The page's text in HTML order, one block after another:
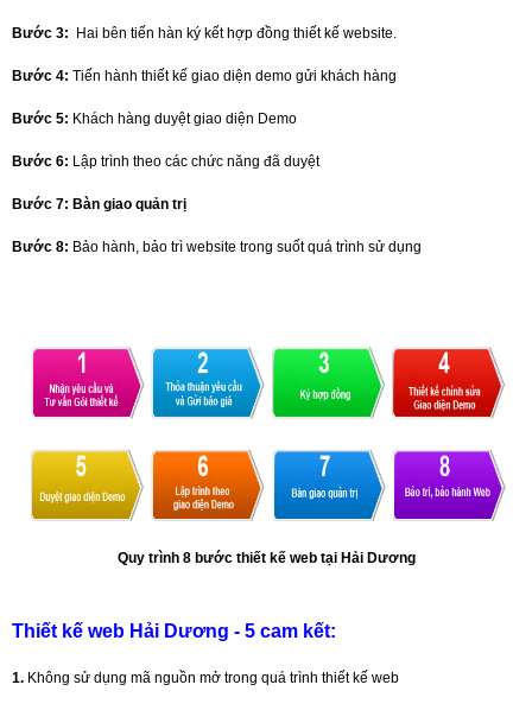
Bước 3: Hai bên tiến hàn ký kết hợp đồng thiết kế website.
Bước 4: Tiến hành thiết kế giao diện demo gửi khách hàng
Bước 5: Khách hàng duyệt giao diện Demo
Bước 6: Lập trình theo các chức năng đã duyệt
Bước 7: Bàn giao quản trị
Bước 8: Bảo hành, bảo trì website trong suốt quá trình sử dụng
Quy trình 8 bước thiết kế web tại Hải Dương
Thiết kế web Hải Dương - 5 cam kết:
1. Không sử dụng mã nguồn mở trong quá trình thiết kế web